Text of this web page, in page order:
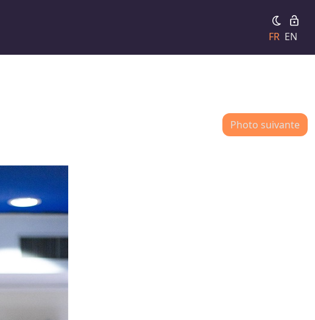
FR EN
Photo suivante